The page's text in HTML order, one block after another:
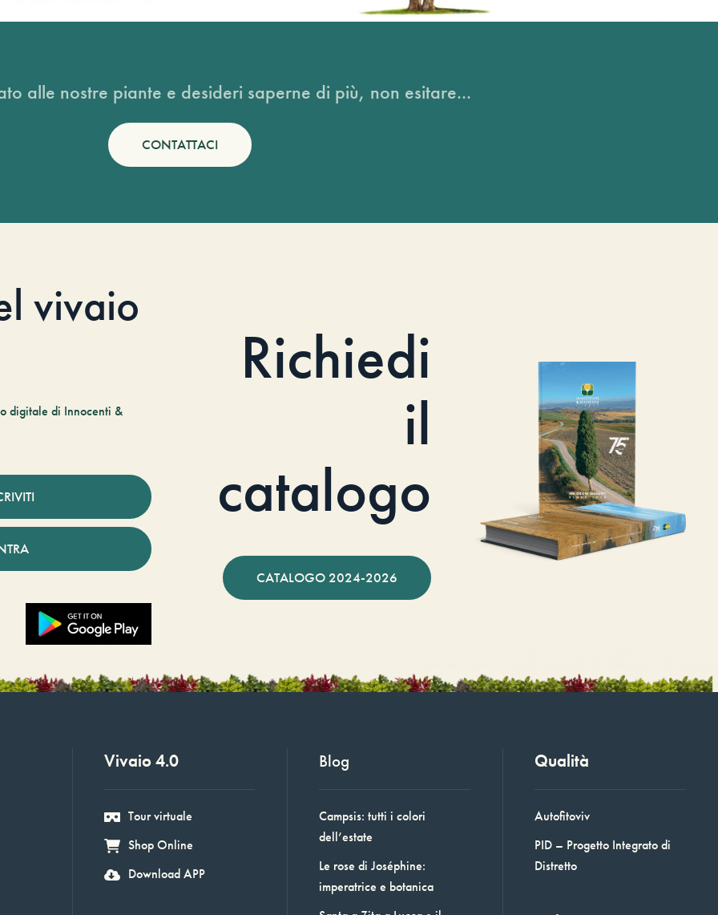
alle nostre piante e desideri saperne di più, non esitare...
CONTATTACI
vivaio
digitale di Innocenti &
Richiedi
il
catalogo
CATALOGO 2024-2026
Vivaio 4.0
Tour virtuale
Shop Online
Download APP
Blog
Campsis: tutti i colori
dell’estate
Le rose di Joséphine:
imperatrice e botanica
Qualità
Autofitoviv
PID – Progetto Integrato di
Distretto